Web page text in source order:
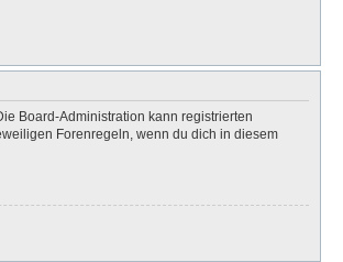
Board-Administration kann registrierten
Forenregeln, wenn du dich in diesem